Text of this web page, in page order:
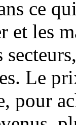
ce
et les
Le
pour